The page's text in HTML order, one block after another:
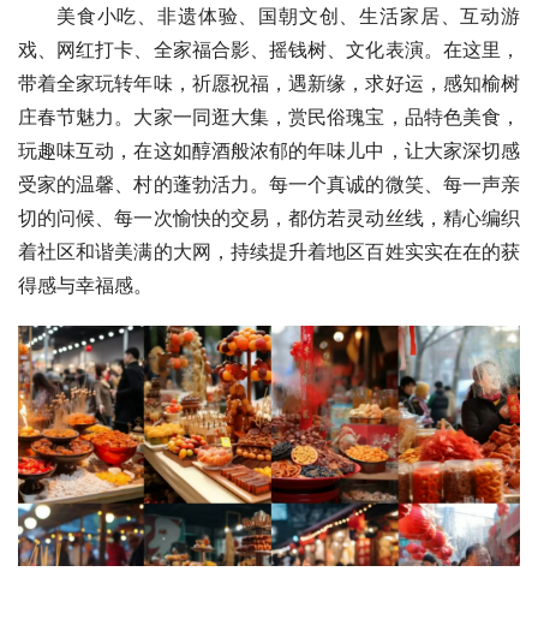
美食小吃、非遗体验、国朝文创、生活家居、互动游
戏、网红打卡、全家福合影、摇钱树、文化表演。在这里，
带着全家玩转年味，祈愿祝福，遇新缘，求好运，感知榆树
庄春节魅力。大家一同逛大集，赏民俗瑰宝，品特色美食，
玩趣味互动，在这如醇酒般浓郁的年味儿中，让大家深切感
受家的温馨、村的蓬勃活力。每一个真诚的微笑、每一声亲
切的问候、每一次愉快的交易，都仿若灵动丝线，精心编织
着社区和谐美满的大网，持续提升着地区百姓实实在在的获
得感与幸福感。